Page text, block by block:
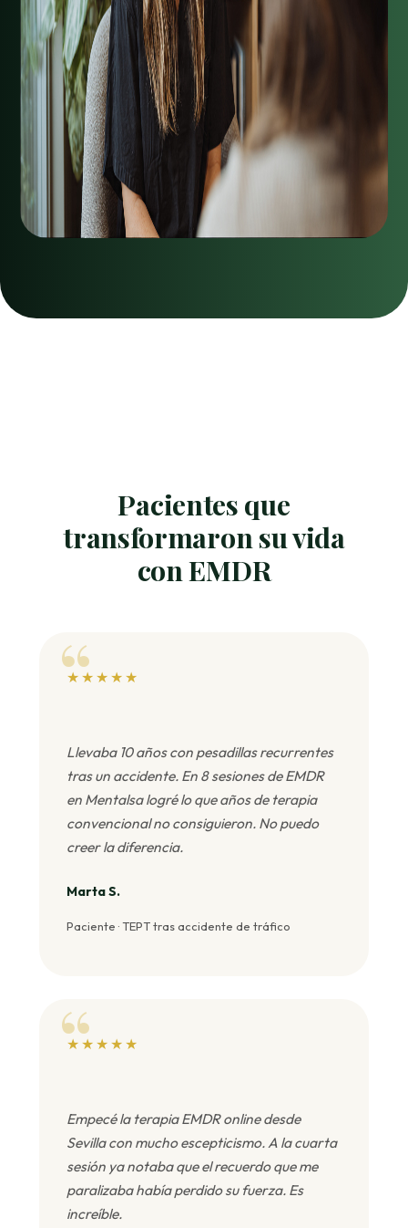
Pacientes que
transformaron su vida
con EMDR
★★★★★
Llevaba 10 años con pesadillas recurrentes
tras un accidente. En 8 sesiones de EMDR
en Mentalsa logré lo que años de terapia
convencional no consiguieron. No puedo
creer la diferencia.
Marta S.
Paciente · TEPT tras accidente de tráfico
★★★★★
Empecé la terapia EMDR online desde
Sevilla con mucho escepticismo. A la cuarta
sesión ya notaba que el recuerdo que me
paralizaba había perdido su fuerza. Es
increíble.